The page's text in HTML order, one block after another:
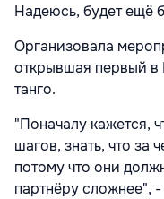
Надеюсь, будет ещё
Организовала
открывшая первый в
танго.
"Поначалу кажется,
шагов, знать, что за
потому что они
партнёру сложнее",